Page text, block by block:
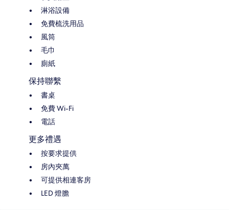
淋浴設備
免費梳洗用品
風筒
毛巾
廁紙
保持聯繫
書桌
免費 Wi-Fi
電話
更多禮遇
按要求提供
房內夾萬
可提供相連客房
LED 燈膽